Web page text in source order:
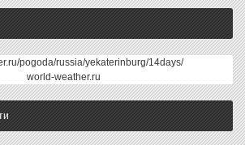
pogoda/russia/yekaterinburg/14days/
world-weather.ru